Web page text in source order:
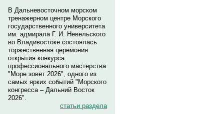
В Дальневосточном морском
тренажерном центре Морского
государственного университета
им. адмирала Г. И. Невельского
во Владивостоке состоялась
торжественная церемония
открытия конкурса
профессионального мастерства
"Море зовет 2026", одного из
самых ярких событий "Морского
конгресса – Дальний Восток
2026".
статьи раздела